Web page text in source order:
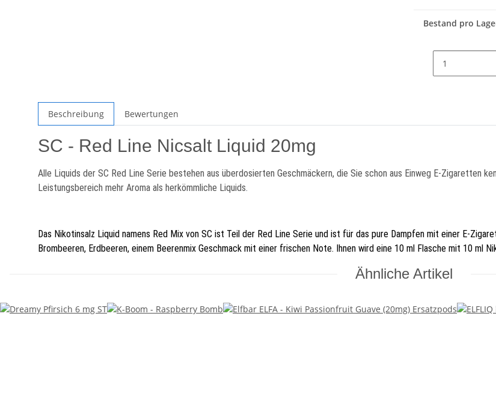
Bestand pro
Beschreibung Bewertungen
SC - Red Line Nicsalt Liquid 20mg
Alle Liquids der SC Red Line Serie bestehen aus überdosierten Geschmäckern, die Sie schon aus Einweg E-Zigaretten
Leistungsbereich mehr Aroma als herkömmliche Liquids.
Das Nikotinsalz Liquid namens Red Mix von SC ist Teil der Red Line Serie und ist für das pure Dampfen mit einer E-
Brombeeren, Erdbeeren, einem Beerenmix Geschmack mit einer frischen Note. Ihnen wird eine 10 ml Flasche mit 10 ml
Ähnliche Artikel